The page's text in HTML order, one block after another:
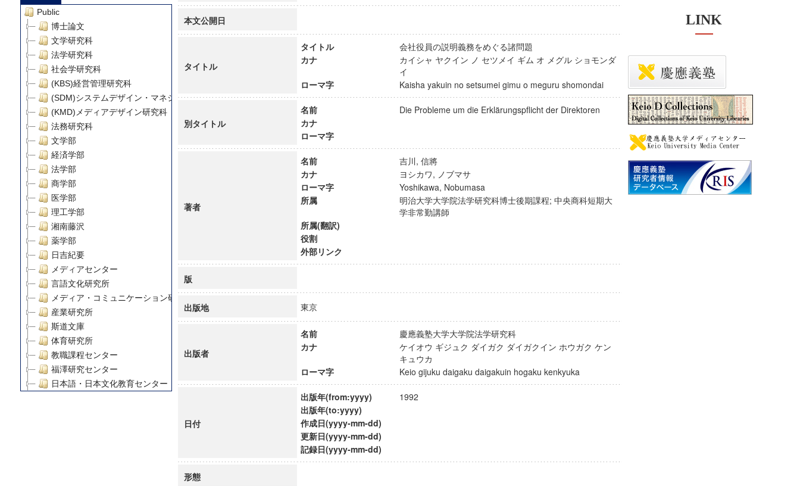
Public
博士論文
文学研究科
法学研究科
社会学研究科
(KBS)経営管理研究科
(SDM)システムデザイン・マネジメント研究科
(KMD)メディアデザイン研究科
法務研究科
文学部
経済学部
法学部
商学部
医学部
理工学部
湘南藤沢
薬学部
日吉紀要
メディアセンター
言語文化研究所
メディア・コミュニケーション研究所
産業研究所
斯道文庫
体育研究所
教職課程センター
福澤研究センター
日本語・日本文化教育センター
デジタルメディア・コンテンツ統合研究センター
本文公開日
タイトル
タイトル
会社役員の説明義務をめぐる諸問題
カナ
カイシャ ヤクイン ノ セツメイ ギム オ メグル ショモンダ
イ
ローマ字
Kaisha yakuin no setsumei gimu o meguru shomondai
別タイトル
名前
Die Probleme um die Erklärungspflicht der Direktoren
カナ
ローマ字
著者
名前
吉川, 信將
カナ
ヨシカワ, ノブマサ
ローマ字
Yoshikawa, Nobumasa
所属
明治大学大学院法学研究科博士後期課程; 中央商科短期大
学非常勤講師
所属(翻訳)
役割
外部リンク
版
出版地 東京
出版者
名前
慶應義塾大学大学院法学研究科
カナ
ケイオウ ギジュク ダイガク ダイガクイン ホウガク ケン
キュウカ
ローマ字
Keio gijuku daigaku daigakuin hogaku kenkyuka
日付
出版年(from:yyyy)
1992
出版年(to:yyyy)
作成日(yyyy-mm-dd)
更新日(yyyy-mm-dd)
記録日(yyyy-mm-dd)
形態
LINK